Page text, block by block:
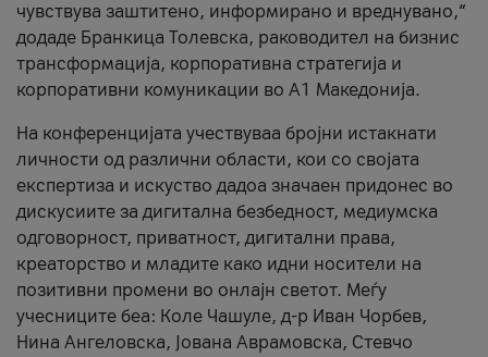
чувствува заштитено, информирано и вреднувано,“
додаде Бранкица Толевска, раководител на бизнис
трансформација, корпоративна стратегија и
корпоративни комуникации во А1 Македонија.
На конференцијата учествуваа бројни истакнати
личности од различни области, кои со својата
експертиза и искуство дадоа значаен придонес во
дискусиите за дигитална безбедност, медиумска
одговорност, приватност, дигитални права,
креаторство и младите како идни носители на
позитивни промени во онлајн светот. Меѓу
учесниците беа: Коле Чашуле, д-р Иван Чорбев,
Нина Ангеловска, Јована Аврамовска, Стевчо